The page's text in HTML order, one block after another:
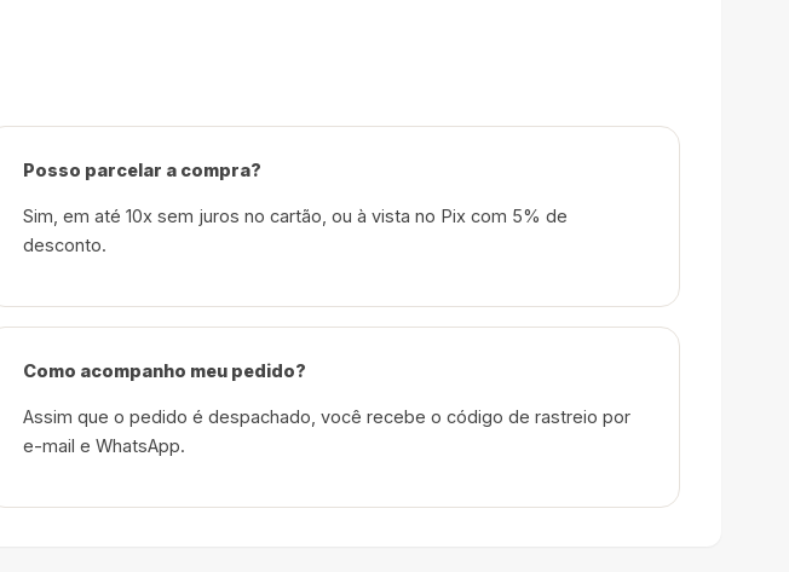
Posso parcelar a compra?
Sim, em até 10x sem juros no cartão, ou à vista no Pix com 5% de
desconto.
Como acompanho meu pedido?
Assim que o pedido é despachado, você recebe o código de rastreio por
e-mail e WhatsApp.